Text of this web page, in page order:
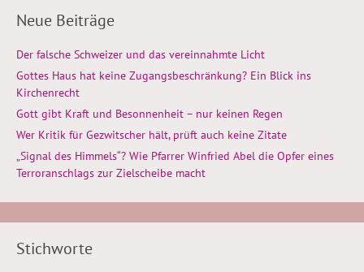
Neue Beiträge
Der falsche Schweizer und das vereinnahmte Licht
Gottes Haus hat keine Zugangsbeschränkung? Ein Blick ins
Kirchenrecht
Gott gibt Kraft und Besonnenheit – nur keinen Regen
Wer Kritik für Gezwitscher hält, prüft auch keine Zitate
„Signal des Himmels“? Wie Pfarrer Winfried Abel die Opfer eines
Terroranschlags zur Zielscheibe macht
Stichworte